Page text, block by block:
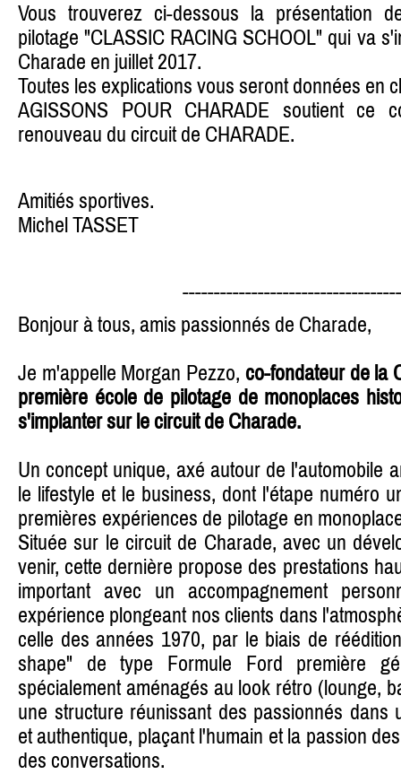
Vous trouverez ci-dessous la présentation
pilotage "CLASSIC RACING SCHOOL" qui va
Charade en juillet 2017.
Toutes les explications vous seront données en
AGISSONS POUR CHARADE soutient ce
renouveau du circuit de CHARADE.
Amitiés sportives.
Michel TASSET
Bonjour à tous, amis passionnés de Charade,
Je m'appelle Morgan Pezzo, co-fondateur de la
première école de pilotage de monoplaces
s'implanter sur le circuit de Charade.
Un concept unique, axé autour de l'automobile
le lifestyle et le business, dont l'étape numéro
premières expériences de pilotage en
Située sur le circuit de Charade, avec un
venir, cette dernière propose des prestations
important avec un accompagnement
expérience plongeant nos clients dans
celle des années 1970, par le biais de
shape" de type Formule Ford première
spécialement aménagés au look rétro (lounge,
une structure réunissant des passionnés dans
et authentique, plaçant l'humain et la passion
des conversations.